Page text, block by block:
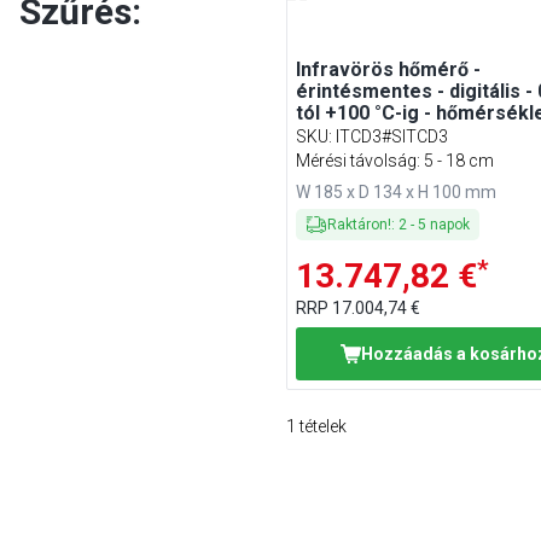
Szűrés:
Infravörös hőmérő -
érintésmentes - digitális -
tól +100 °C-ig -
riasztással - állvánnyal
SKU: ITCD3#SITCD3
Mérési távolság: 5 - 18 cm
W 185 x D 134 x H 100 mm
Raktáron!: 2- 5 napok
13.747,82 €*
RRP 17.004,74 €
Hozzáadás a
1 tételek